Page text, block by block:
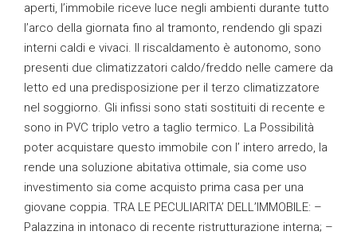
aperti, l’immobile riceve luce negli ambienti durante tutto
l’arco della giornata fino al tramonto, rendendo gli spazi
interni caldi e vivaci. Il riscaldamento è autonomo, sono
presenti due climatizzatori caldo/freddo nelle camere da
letto ed una predisposizione per il terzo climatizzatore
nel soggiorno. Gli infissi sono stati sostituiti di recente e
sono in PVC triplo vetro a taglio termico. La Possibilità
poter acquistare questo immobile con l’ intero arredo, la
rende una soluzione abitativa ottimale, sia come uso
investimento sia come acquisto prima casa per una
giovane coppia. TRA LE PECULIARITA’ DELL’IMMOBILE: –
Palazzina in intonaco di recente ristrutturazione interna; –